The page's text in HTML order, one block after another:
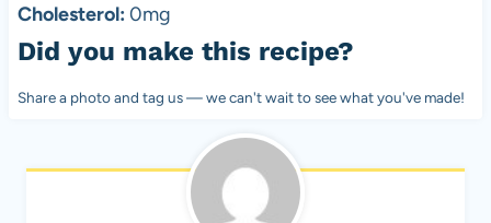
Cholesterol: 0mg
Did you make this recipe?
Share a photo and tag us — we can't wait to see what you've made!